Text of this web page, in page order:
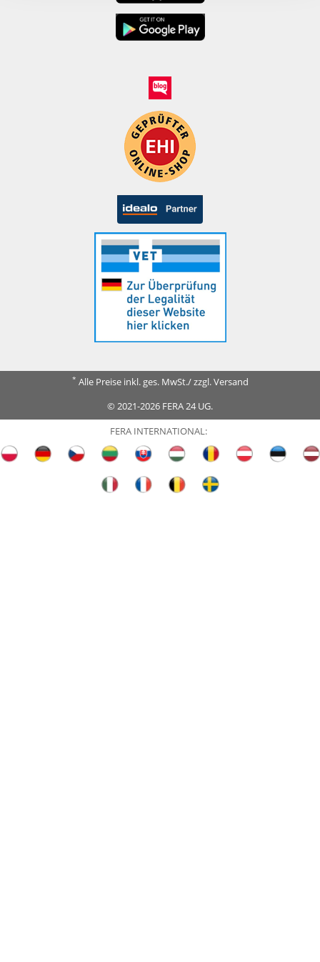
* Alle Preise inkl. ges. MwSt./ zzgl. Versand
© 2021-2026 FERA 24 UG.
FERA INTERNATIONAL: